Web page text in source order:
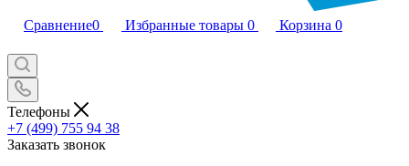
Сравнение0 Избранные товары 0 Корзина 0
Телефоны
+7 (499) 755 94 38
Заказать звонок